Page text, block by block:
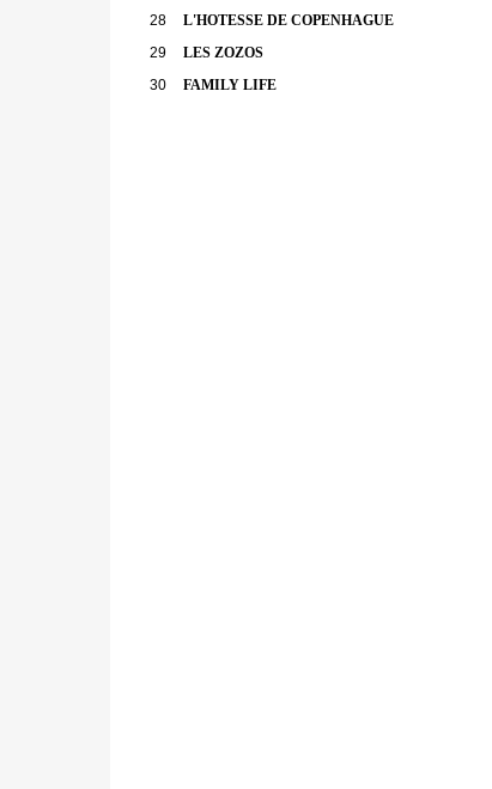
28
L'HOTESSE DE COPENHAGUE
29
LES ZOZOS
30
FAMILY LIFE